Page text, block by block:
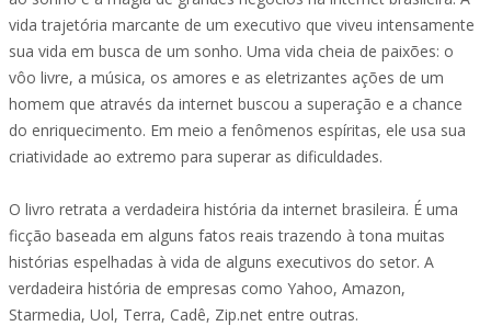
vida trajetória marcante de um executivo que viveu intensamente
sua vida em busca de um sonho. Uma vida cheia de paixões: o
vôo livre, a música, os amores e as eletrizantes ações de um
homem que através da internet buscou a superação e a chance
do enriquecimento. Em meio a fenômenos espíritas, ele usa sua
criatividade ao extremo para superar as dificuldades.
O livro retrata a verdadeira história da internet brasileira. É uma
ficção baseada em alguns fatos reais trazendo à tona muitas
histórias espelhadas à vida de alguns executivos do setor. A
verdadeira história de empresas como Yahoo, Amazon,
Starmedia, Uol, Terra, Cadê, Zip.net entre outras.